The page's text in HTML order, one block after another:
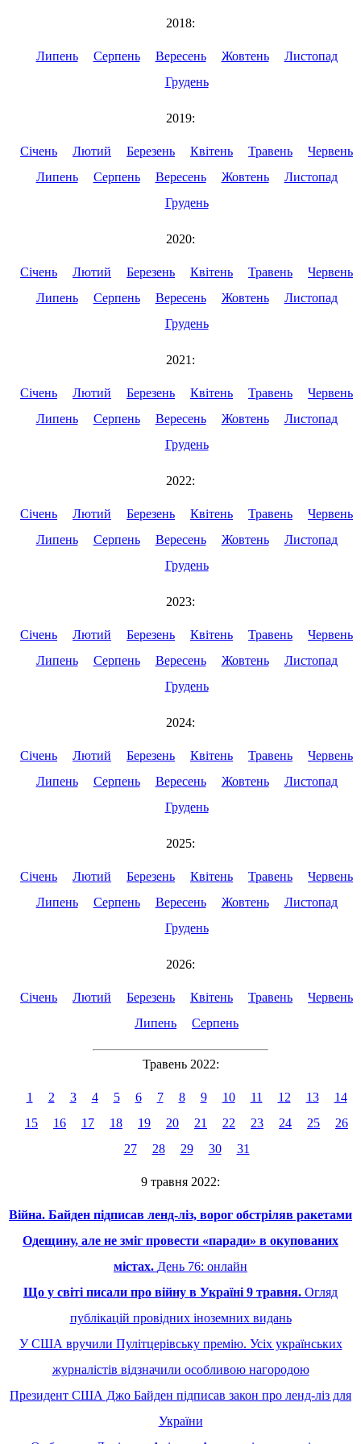
2018:
Липень Серпень Вересень Жовтень
Листопад
Грудень
2019:
Січень Лютий Березень Квітень Травень
Червень
Липень
Серпень Вересень Жовтень
Листопад
Грудень
2020:
Січень Лютий Березень Квітень Травень
Червень
Липень
Серпень Вересень Жовтень
Листопад
Грудень
2021:
Січень Лютий Березень Квітень Травень
Червень
Липень
Серпень Вересень Жовтень
Листопад
Грудень
2022:
Січень Лютий Березень Квітень Травень
Червень
Липень
Серпень Вересень Жовтень
Листопад
Грудень
2023:
Січень Лютий Березень Квітень Травень
Червень
Липень
Серпень Вересень Жовтень
Листопад
Грудень
2024:
Січень Лютий Березень Квітень Травень
Червень
Липень
Серпень Вересень Жовтень
Листопад
Грудень
2025:
Січень Лютий Березень Квітень Травень
Червень
Липень
Серпень Вересень Жовтень
Листопад
Грудень
2026:
Січень Лютий Березень Квітень Травень
Червень
Липень
Серпень
Травень 2022:
1 2 3 4 5 6 7 8 9 10 11 12 13
14
15
16 17 18 19 20 21 22 23 24 25
26
27
28 29 30 31
9 травня 2022:
Війна. Байден підписав ленд-ліз, ворог обстріляв ракетами
Одещину, але не зміг провести «паради» в окупованих
містах. День 76: онлайн
Що у світі писали про війну в Україні 9 травня. Огляд
публікацій провідних іноземних видань
У США вручили Пулітцерівську премію. Усіх українських
журналістів відзначили особливою нагородою
Президент США Джо Байден підписав закон про ленд-ліз для
України